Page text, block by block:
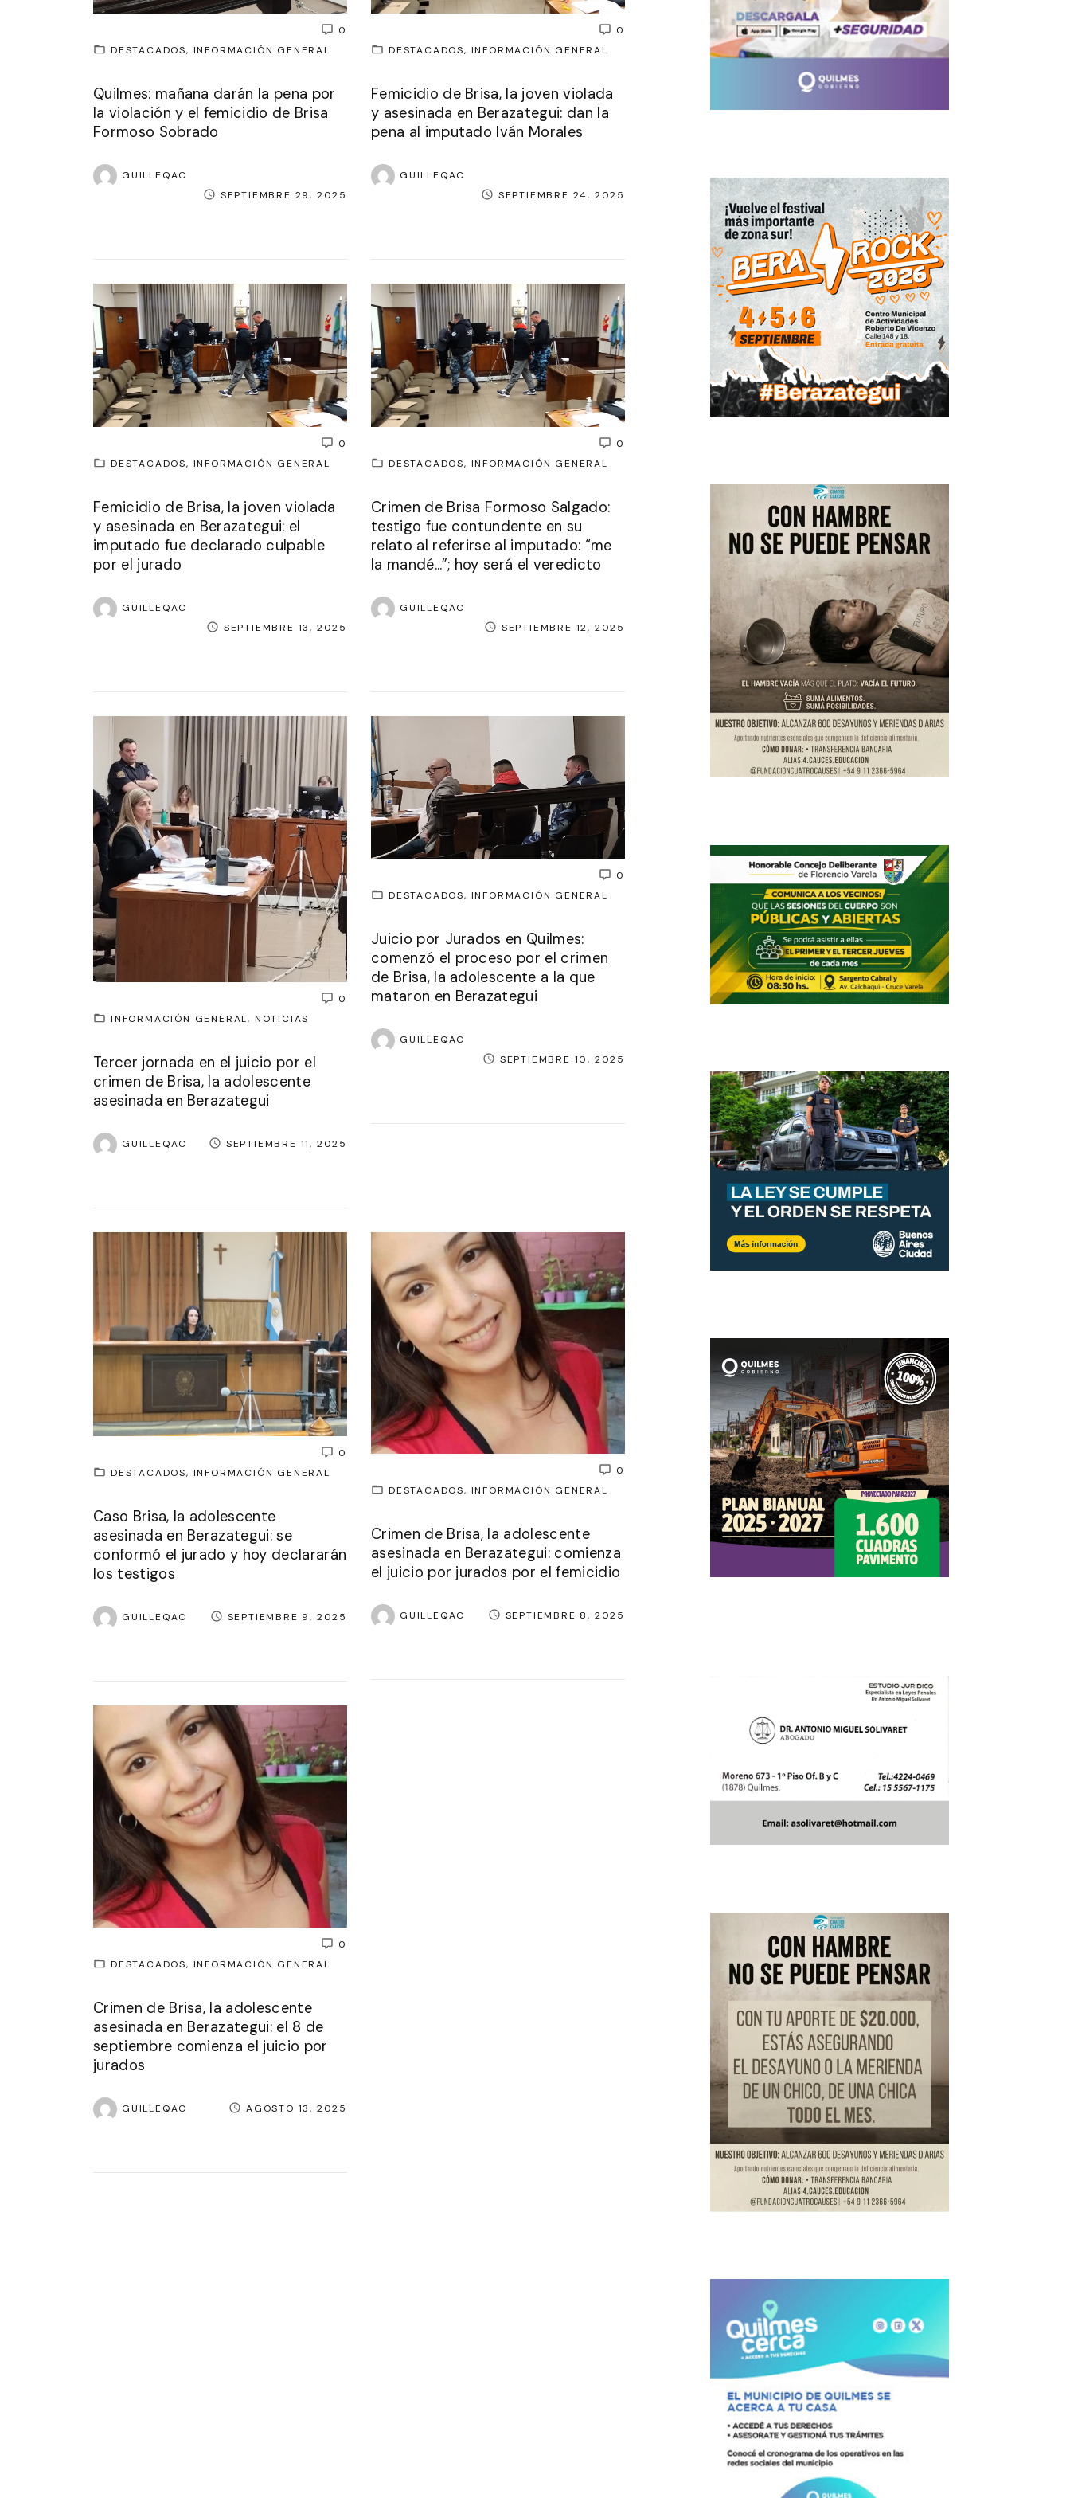
0
DESTACADOS INFORMACIÓN GENERAL
Quilmes: mañana darán la pena por
la violación y el femicidio de Brisa
Formoso Sobrado
GUILLEQAC
SEPTIEMBRE 29, 2025
0
DESTACADOS
INFORMACIÓN GENERAL
Femicidio de Brisa, la joven violada
y asesinada en Berazategui: dan la
pena al imputado Iván Morales
GUILLEQAC
SEPTIEMBRE 24, 2025
0
DESTACADOS INFORMACIÓN GENERAL
Femicidio de Brisa, la joven violada
y asesinada en Berazategui: el
imputado fue declarado culpable
por el jurado
GUILLEQAC
SEPTIEMBRE 13, 2025
0
DESTACADOS
INFORMACIÓN GENERAL
Crimen de Brisa Formoso Salgado:
testigo fue contundente en su
relato al referirse al imputado: “me
la mandé…”; hoy será el veredicto
GUILLEQAC
SEPTIEMBRE 12, 2025
0
INFORMACIÓN GENERAL NOTICIAS
Tercer jornada en el juicio por el
crimen de Brisa, la adolescente
asesinada en Berazategui
GUILLEQAC SEPTIEMBRE 11, 2025
0
DESTACADOS
INFORMACIÓN GENERAL
Juicio por Jurados en Quilmes:
comenzó el proceso por el crimen
de Brisa, la adolescente a la que
mataron en Berazategui
GUILLEQAC
SEPTIEMBRE 10, 2025
0
DESTACADOS INFORMACIÓN GENERAL
Caso Brisa, la adolescente
asesinada en Berazategui: se
conformó el jurado y hoy declararán
los testigos
GUILLEQAC SEPTIEMBRE 9, 2025
0
DESTACADOS
INFORMACIÓN GENERAL
Crimen de Brisa, la adolescente
asesinada en Berazategui: comienza
el juicio por jurados por el femicidio
GUILLEQAC SEPTIEMBRE 8, 2025
0
DESTACADOS INFORMACIÓN GENERAL
Crimen de Brisa, la adolescente
asesinada en Berazategui: el 8 de
septiembre comienza el juicio por
jurados
GUILLEQAC AGOSTO 13, 2025